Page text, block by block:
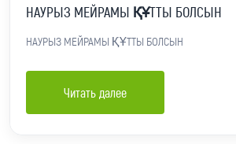
НАУРЫЗ МЕЙРАМЫ ҚҰТТЫ БОЛСЫН
НАУРЫЗ МЕЙРАМЫ ҚҰТТЫ БОЛСЫН
Читать далее